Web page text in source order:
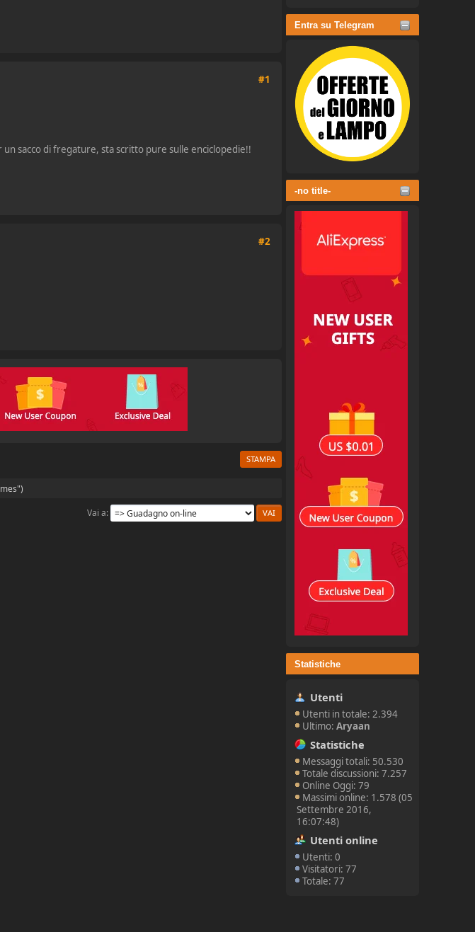
Entra su Telegram
-no title-
Statistiche
Utenti
Utenti in totale: 2.394
Ultimo:Aryaan
Statistiche
Messaggi totali: 50.530
Totale discussioni: 7.257
Online Oggi: 79
Massimi online: 1.578 (05
Settembre 2016,
16:07:48)
Utenti online
Utenti: 0
Visitatori: 77
Totale: 77
#1
sacco di fregature, sta scritto pure sulle enciclopedie!!
#2
STAMPA
Vai a